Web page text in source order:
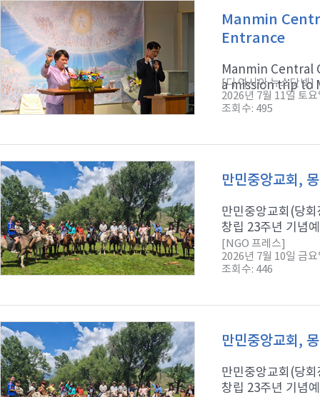
Manmin
Entrance
Manmin Central
a mission trip to
[디 아시아 뉴스닷넷]
2026년 7월 11일 토요
조회수: 495
만민중앙교회,
만민중앙교회(당
창립 23주년 기념
[NGO 프레스]
2026년 7월 10일 금요
조회수: 446
만민중앙교회,
만민중앙교회(당
창립 23주년 기념